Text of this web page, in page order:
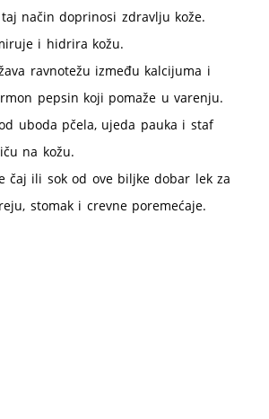
način doprinosi zdravlju kože.
i hidrira kožu.
ravnotežu između kalcijuma i
pepsin koji pomaže u varenju.
uboda pčela, ujeda pauka i staf
na kožu.
čaj ili sok od ove biljke dobar lek za
stomak i crevne poremećaje.